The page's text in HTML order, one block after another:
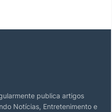
publica artigos
Notícias, Entretenimento e